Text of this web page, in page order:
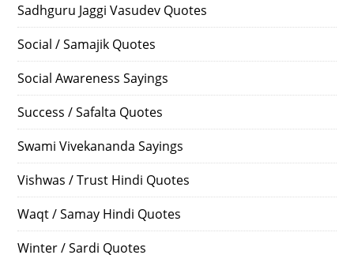
Sadhguru Jaggi Vasudev Quotes
Social / Samajik Quotes
Social Awareness Sayings
Success / Safalta Quotes
Swami Vivekananda Sayings
Vishwas / Trust Hindi Quotes
Waqt / Samay Hindi Quotes
Winter / Sardi Quotes